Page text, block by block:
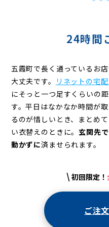
24時間
五霞町で長く通っているお
大丈夫です。
リネットの宅
にそっと一つ足すくらいの
す。平日はなかなか時間が
るのが惜しいとき、まとめ
い衣替えのときに。玄関先
動かずに済ませられます。
\ 初回限定！
ご注